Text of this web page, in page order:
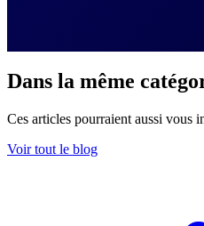
Dans la même
Ces articles pourraient aussi vous
Voir tout le blog